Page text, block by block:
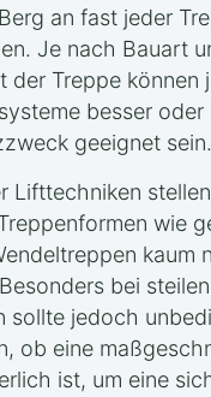
an fast jeder
Je nach Bauart
der Treppe können
besser
geeignet sein.
Lifttechniken
wie
kaum
bei
sollte jedoch
ob eine
ist, um eine